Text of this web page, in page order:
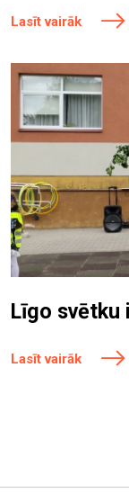
Lasīt vairāk
Līgo svētku
Lasīt vairāk